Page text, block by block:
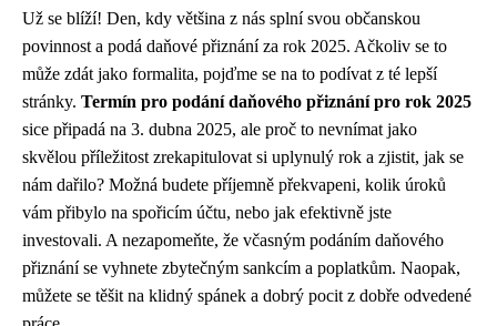
Už se blíží! Den, kdy většina z nás splní svou občanskou
povinnost a podá daňové přiznání za rok 2025. Ačkoliv se to
může zdát jako formalita, pojďme se na to podívat z té lepší
stránky. Termín pro podání daňového přiznání pro rok 2025
sice připadá na 3. dubna 2025, ale proč to nevnímat jako
skvělou příležitost zrekapitulovat si uplynulý rok a zjistit, jak se
nám dařilo? Možná budete příjemně překvapeni, kolik úroků
vám přibylo na spořicím účtu, nebo jak efektivně jste
investovali. A nezapomeňte, že včasným podáním daňového
přiznání se vyhnete zbytečným sankcím a poplatkům. Naopak,
můžete se těšit na klidný spánek a dobrý pocit z dobře odvedené